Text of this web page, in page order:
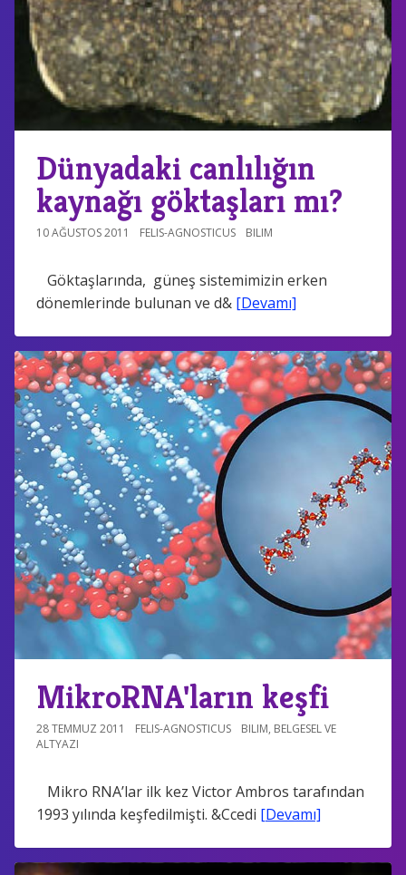
Dünyadaki canlılığın
kaynağı göktaşları mı?
10 AĞUSTOS 2011 FELIS-AGNOSTICUS BILIM
Göktaşlarında, güneş sistemimizin erken
dönemlerinde bulunan ve d& [Devamı]
MikroRNA'ların keşfi
28 TEMMUZ 2011 FELIS-AGNOSTICUS BILIM, BELGESEL VE
ALTYAZI
Mikro RNA’lar ilk kez Victor Ambros tarafından
1993 yılında keşfedilmişti. &Ccedi [Devamı]